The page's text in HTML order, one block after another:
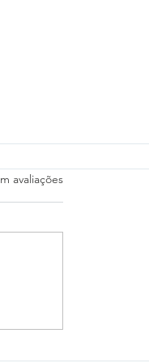
estrelas.
avaliações